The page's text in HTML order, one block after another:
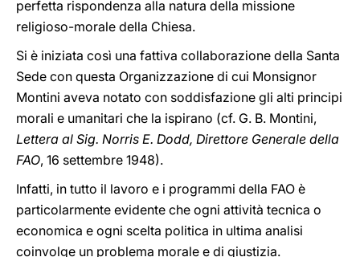
perfetta rispondenza alla natura della missione
religioso-morale della Chiesa.
Si è iniziata così una fattiva collaborazione della Santa
Sede con questa Organizzazione di cui Monsignor
Montini aveva notato con soddisfazione gli alti principi
morali e umanitari che la ispirano (cf. G. B. Montini,
Lettera al Sig. Norris E. Dodd, Direttore Generale della
FAO, 16 settembre 1948).
Infatti, in tutto il lavoro e i programmi della FAO è
particolarmente evidente che ogni attività tecnica o
economica e ogni scelta politica in ultima analisi
coinvolge un problema morale e di giustizia.